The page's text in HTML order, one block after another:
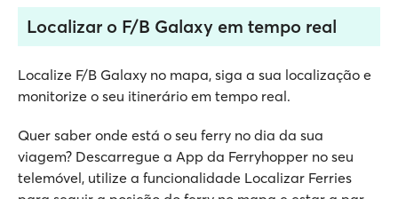
Localizar o F/B Galaxy em tempo real
Localize F/B Galaxy no mapa, siga a sua localização e
monitorize o seu itinerário em tempo real.
Quer saber onde está o seu ferry no dia da sua
viagem? Descarregue a App da Ferryhopper no seu
telemóvel, utilize a funcionalidade Localizar Ferries